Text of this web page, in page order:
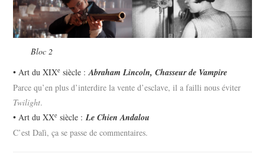
Bloc 2
• Art du XIXe siècle :Abraham Lincoln, Chasseur de Vampire
Parce qu’en plus d’interdire la vente d’esclave, il a failli nous éviter
Twilight.
• Art du XXe siècle : Le Chien Andalou
C’est Dalì, ça se passe de commentaires.